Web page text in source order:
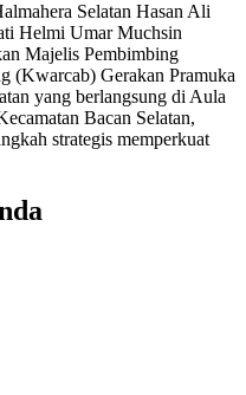
Selatan Hasan Ali
Helmi Umar Muchsin
Majelis Pembimbing
(Kwarcab) Gerakan Pramuka
yang berlangsung di Aula
Bacan Selatan,
strategis memperkuat